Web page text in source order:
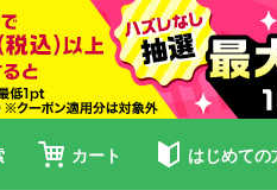
カート はじめての